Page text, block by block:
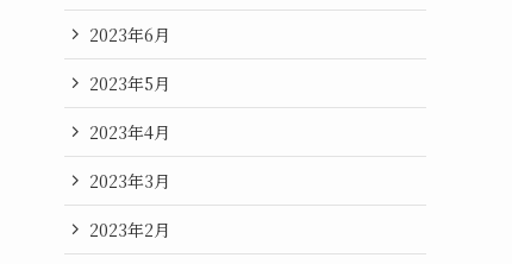
2023年6月
2023年5月
2023年4月
2023年3月
2023年2月